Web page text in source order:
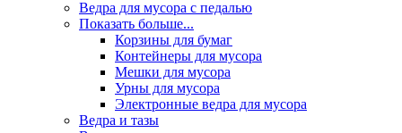
Ведра для мусора с педалью
Показать больше...
Корзины для бумаг
Контейнеры для мусора
Мешки для мусора
Урны для мусора
Электронные ведра для мусора
Ведра и тазы